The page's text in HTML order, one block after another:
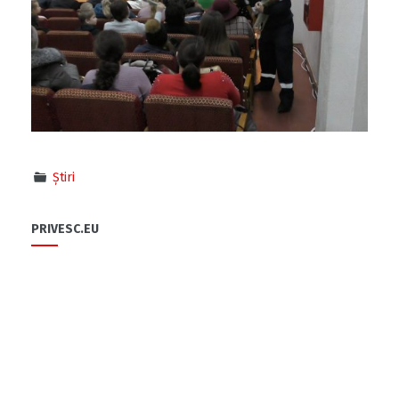
Știri
PRIVESC.EU